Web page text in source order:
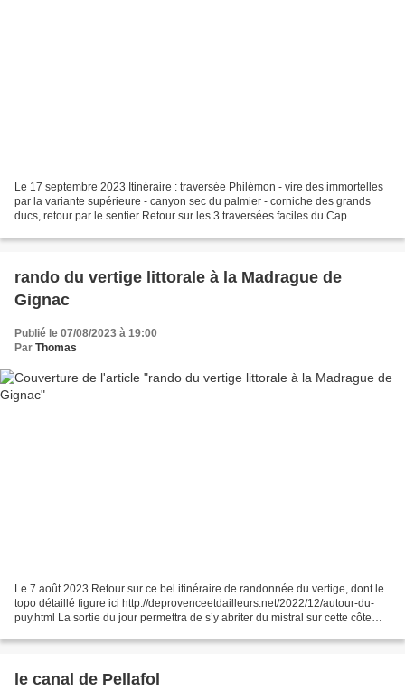
Le 17 septembre 2023 Itinéraire : traversée Philémon - vire des immortelles
par la variante supérieure - canyon sec du palmier - corniche des grands
ducs, retour par le sentier Retour sur les 3 traversées faciles du Cap
rando du vertige littorale à la Madrague de
Gignac
Publié le 07/08/2023 à 19:00
Par Thomas
Le 7 août 2023 Retour sur ce bel itinéraire de randonnée du vertige, dont le
topo détaillé figure ici http://deprovenceetdailleurs.net/2022/12/autour-du-
puy.html La sortie du jour permettra de s’y abriter du mistral sur cette côte
le canal de Pellafol